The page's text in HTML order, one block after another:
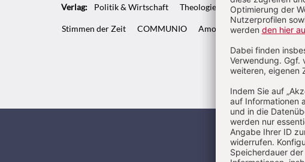
Verlag: Politik & Wirtschaft Theologie & Pastoral
Stimmen der Zeit COMMUNIO Amosinternational
Kundenservice